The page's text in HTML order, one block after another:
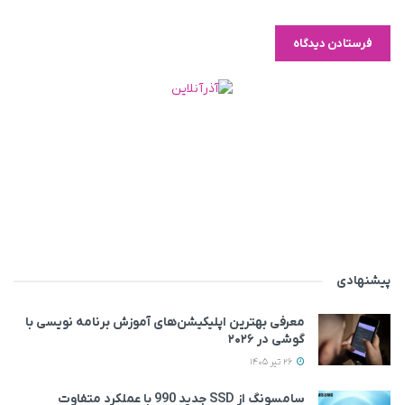
پیشنهادی
معرفی بهترین اپلیکیشن‌های آموزش برنامه نویسی با
گوشی در ۲۰۲۶
سامسونگ از SSD جدید 990 با عملکرد متفاوت